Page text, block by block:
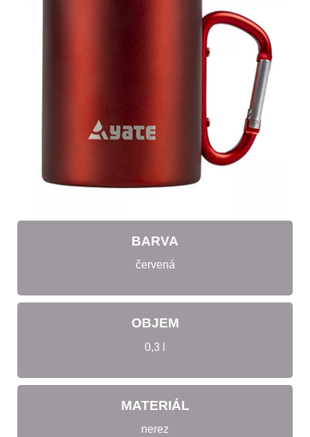
BARVA
červená
OBJEM
0,3 l
MATERIÁL
nerez